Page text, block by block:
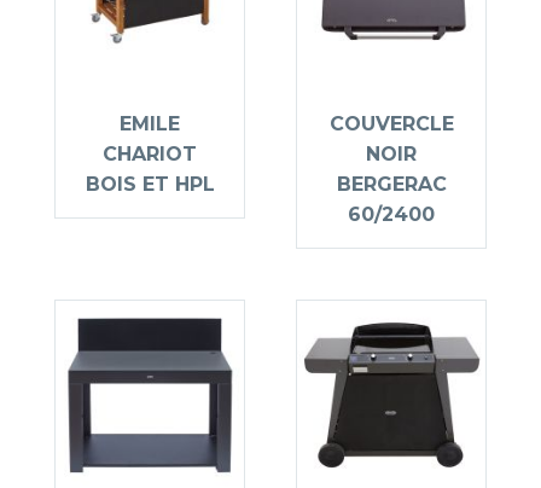
EMILE
CHARIOT
BOIS ET HPL
COUVERCLE
NOIR
BERGERAC
60/2400